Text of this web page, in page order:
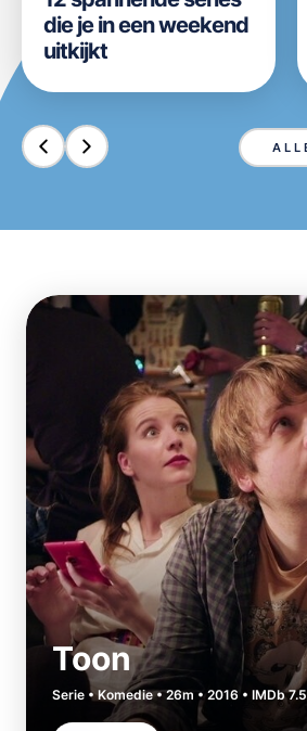
die je in een weekend
uitkijkt
Toon
Serie • Komedie • 26m • 2016 • IMDb 7.5